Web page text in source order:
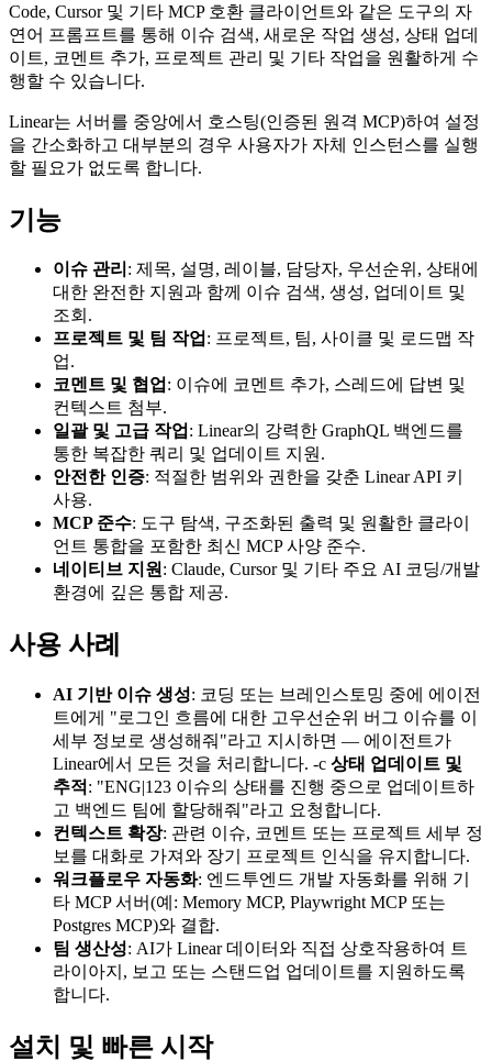
Code, Cursor 및 기타 MCP 호환 클라이언트와 같은 도구의 자
연어 프롬프트를 통해 이슈 검색, 새로운 작업 생성, 상태 업데
이트, 코멘트 추가, 프로젝트 관리 및 기타 작업을 원활하게 수
행할 수 있습니다.
Linear는 서버를 중앙에서 호스팅(인증된 원격 MCP)하여 설정
을 간소화하고 대부분의 경우 사용자가 자체 인스턴스를 실행
할 필요가 없도록 합니다.
기능
이슈 관리 : 제목, 설명, 레이블, 담당자, 우선순위, 상태에
대한 완전한 지원과 함께 이슈 검색, 생성, 업데이트 및
조회.
프로젝트 및 팀 작업 : 프로젝트, 팀, 사이클 및 로드맵 작
업.
코멘트 및 협업 : 이슈에 코멘트 추가, 스레드에 답변 및
컨텍스트 첨부.
일괄 및 고급 작업 : Linear의 강력한 GraphQL 백엔드를
통한 복잡한 쿼리 및 업데이트 지원.
안전한 인증: 적절한 범위와 권한을 갖춘 Linear API 키
사용.
MCP 준수: 도구 탐색, 구조화된 출력 및 원활한 클라이
언트 통합을 포함한 최신 MCP 사양 준수.
네이티브 지원: Claude, Cursor 및 기타 주요 AI 코딩/개발
환경에 깊은 통합 제공.
사용 사례
AI 기반 이슈 생성: 코딩 또는 브레인스토밍 중에 에이전
트에게 "로그인 흐름에 대한 고우선순위 버그 이슈를 이
세부 정보로 생성해줘"라고 지시하면 — 에이전트가
Linear에서 모든 것을 처리합니다. -c 상태 업데이트 및
추적 : "ENG|123 이슈의 상태를 진행 중으로 업데이트하
고 백엔드 팀에 할당해줘"라고 요청합니다.
컨텍스트 확장: 관련 이슈, 코멘트 또는 프로젝트 세부 정
보를 대화로 가져와 장기 프로젝트 인식을 유지합니다.
워크플로우 자동화: 엔드투엔드 개발 자동화를 위해 기
타 MCP 서버(예: Memory MCP, Playwright MCP 또는
Postgres MCP)와 결합.
팀 생산성: AI가 Linear 데이터와 직접 상호작용하여 트
라이아지, 보고 또는 스탠드업 업데이트를 지원하도록
합니다.
설치 및 빠른 시작